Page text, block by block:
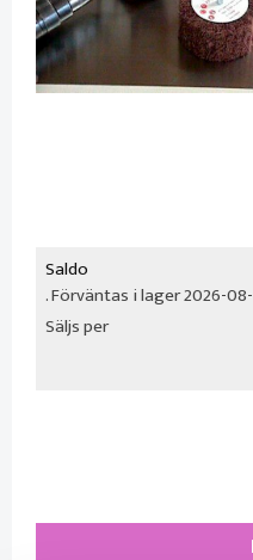
Saldo
. Förväntas i lager 2026-
Säljs per